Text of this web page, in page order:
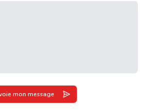
mon message